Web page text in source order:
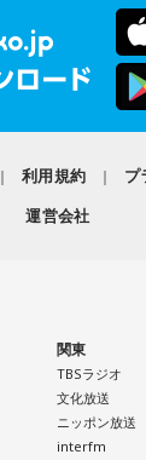
覚がつながり
んのおかげで
したか？
も追いつける
がですか？
と思います。試
感じることが
けする一夜限
ポン』は8月14
ンに全国ネット
事」を「日々
、モヤモヤし
ます。そんな
さい。
ばよかったの
利用規約
プ
運営会社
関東
TBSラジオ
文化放送
ニッポン放送
interfm